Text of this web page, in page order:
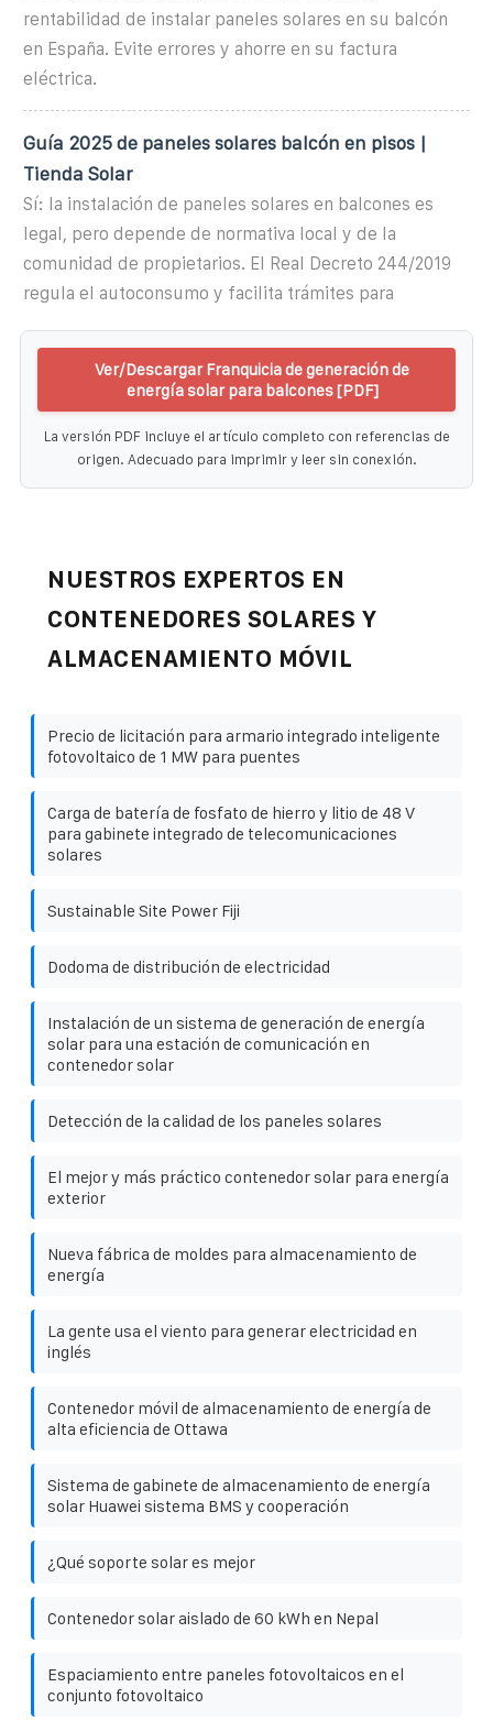
rentabilidad de instalar paneles solares en su balcón
en España. Evite errores y ahorre en su factura
eléctrica.
Guía 2025 de paneles solares balcón en pisos |
Tienda Solar
Sí: la instalación de paneles solares en balcones es
legal, pero depende de normativa local y de la
comunidad de propietarios. El Real Decreto 244/2019
regula el autoconsumo y facilita trámites para
Ver/Descargar Franquicia de generación de
energía solar para balcones [PDF]
La versión PDF incluye el artículo completo con referencias de
origen. Adecuado para imprimir y leer sin conexión.
NUESTROS EXPERTOS EN
CONTENEDORES SOLARES Y
ALMACENAMIENTO MÓVIL
Precio de licitación para armario integrado inteligente
fotovoltaico de 1 MW para puentes
Carga de batería de fosfato de hierro y litio de 48 V
para gabinete integrado de telecomunicaciones
solares
Sustainable Site Power Fiji
Dodoma de distribución de electricidad
Instalación de un sistema de generación de energía
solar para una estación de comunicación en
contenedor solar
Detección de la calidad de los paneles solares
El mejor y más práctico contenedor solar para energía
exterior
Nueva fábrica de moldes para almacenamiento de
energía
La gente usa el viento para generar electricidad en
inglés
Contenedor móvil de almacenamiento de energía de
alta eficiencia de Ottawa
Sistema de gabinete de almacenamiento de energía
solar Huawei sistema BMS y cooperación
¿Qué soporte solar es mejor
Contenedor solar aislado de 60 kWh en Nepal
Espaciamiento entre paneles fotovoltaicos en el
conjunto fotovoltaico